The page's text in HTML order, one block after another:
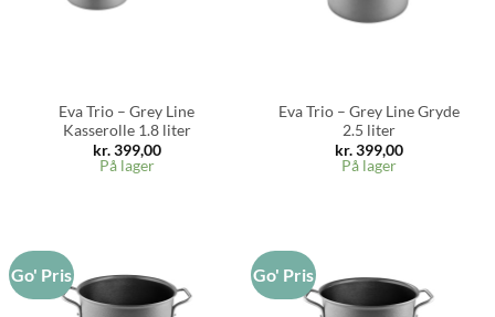
Eva Trio – Grey Line
Kasserolle 1.8 liter
kr.399,00
På lager
Eva Trio – Grey Line Gryde
2.5 liter
kr.399,00
På lager
Go' Pris Go' Pris